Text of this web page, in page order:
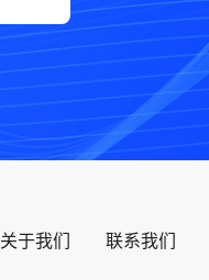
关于我们 联系我们